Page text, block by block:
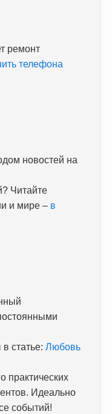
ремонт
телефона
новостей на
Читайте
и мире – в
в статье:Любовь
практических
Идеально
событий!